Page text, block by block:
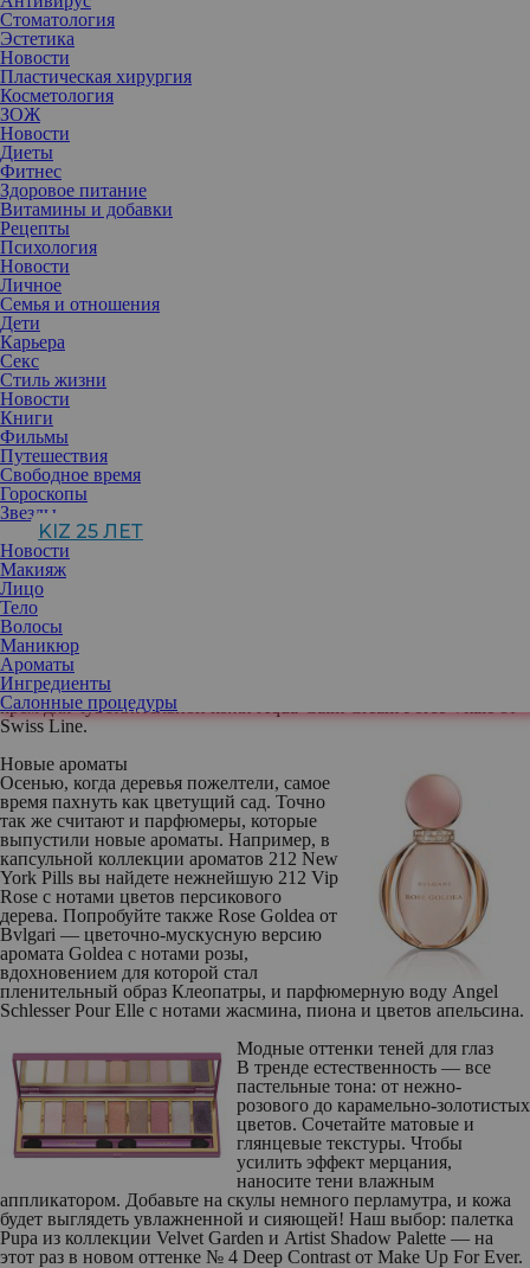
Стоматология
Эстетика
Новости
Пластическая хирургия
Косметология
ЗОЖ
Новости
Диеты
Фитнес
Здоровое питание
Витамины и добавки
Рецепты
Психология
Новости
Личное
Семья и отношения
Дети
Карьера
Секс
Стиль жизни
Новости
Книги
Фильмы
Путешествия
Свободное время
Гороскопы
Звезды
KIZ 25 ЛЕТ
Новости
Макияж
Лицо
Тело
Волосы
Маникюр
Ароматы
Ингредиенты
Салонные процедуры
Organics, смягчающий увлажняющий лосьон Biosource от
Biotherm, увлажняющий крем-сорбет Vinosource от Caudalie и
крем для чувствительной кожи Aqua-Calm Cream Force Vitale от
Swiss Line.
Новые ароматы
Осенью, когда деревья пожелтели, самое
время пахнуть как цветущий сад. Точно
так же считают и парфюмеры, которые
выпустили новые ароматы. Например, в
капсульной коллекции ароматов 212 New
York Pills вы найдете нежнейшую 212 Vip
Rose с нотами цветов персикового
дерева. Попробуйте также Rose Goldea от
Bvlgari — цветочно-мускусную версию
аромата Goldea с нотами розы,
вдохновением для которой стал
пленительный образ ­Клеопатры, и парфюмерную воду Angel
Schlesser Pour Elle с нотами жасмина, пиона и цветов апельсина.
Модные оттенки теней для глаз
В тренде естественность — все
пастельные тона: от нежно-
розового до карамельно-золотистых
цветов. Сочетайте матовые и
глянцевые текстуры. Чтобы
усилить эффект мерцания,
наносите тени влажным
аппликатором. Добавьте на скулы немного перламутра, и кожа
будет выглядеть увлажненной и сияющей! Наш выбор: палетка
Pupa из коллекции Velvet Garden и Artist Shadow Palette — на
этот раз в новом оттенке № 4 Deep Contrast от Make Up For Ever.